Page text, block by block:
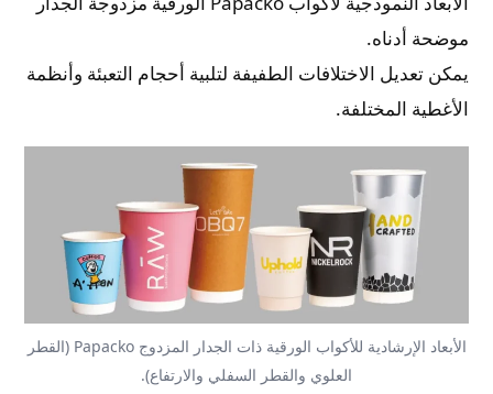
موضحة أدناه.
يمكن تعديل الاختلافات الطفيفة لتلبية أحجام التعبئة وأنظمة
الأغطية المختلفة.
الأبعاد الإرشادية للأكواب الورقية ذات الجدار المزدوج Papacko (القطر
العلوي والقطر السفلي والارتفاع).